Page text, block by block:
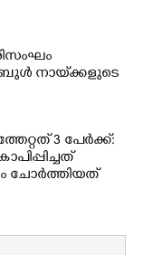
നായ്‌ക്കളുടെ
3 പേർക്ക്: